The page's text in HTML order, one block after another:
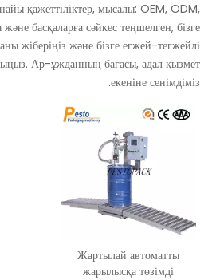
қажеттіліктер, мысалы: OEM, ODM,
басқаларға сәйкес теңшелген, бізге
жіберіңіз және бізге егжей-тегжейлі
Ар-ұжданның бағасы, адал қызмет
екеніне сенімдіміз.
Жартылай автоматты
жарылысқа төзімді